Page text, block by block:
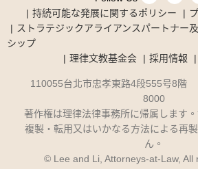
持続可能な発展に関するポリシー
ストラテジックアライアンスパートナー
シップ
理律文教基金会
採用情報
110055台北市忠孝東路4段555号8階
8000
著作権は理律法律事務所に帰属します
複製・転用又はいかなる方法による再
ん。
© Lee and Li, Attorneys-at-Law, All